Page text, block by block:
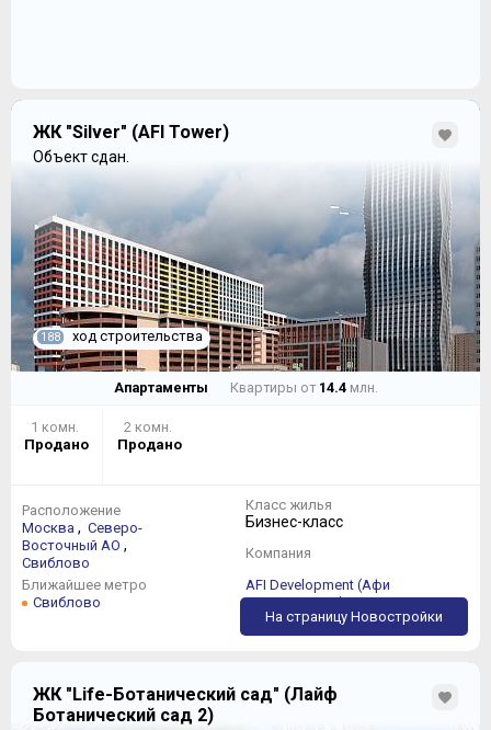
ЖК "Silver" (AFI Tower)
Объект сдан.
188 ход строительства
Апартаменты
1 комн.
Продано
2 комн.
Продано
Квартиры от 14.4млн.
Расположение
Москва , Северо-
Восточный АО ,
Свиблово
Ближайшее метро
Свиблово
Класс жилья
Бизнес-класс
Компания
AFI Development (Афи
Девелопмент)
На страницу Новостройки
ЖК "Life-Ботанический сад" (Лайф
Ботанический сад 2)